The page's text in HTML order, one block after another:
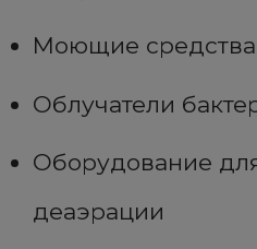
Моющие средства
Облучатели
Оборудование
деаэрации